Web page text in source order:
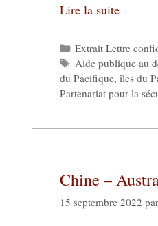
Lire la suite
Catégories
Extrait Lettre
Étiquettes
Aide publique au
du Pacifique, îles du
Partenariat pour la
Chine –
15 septembre 2022 par